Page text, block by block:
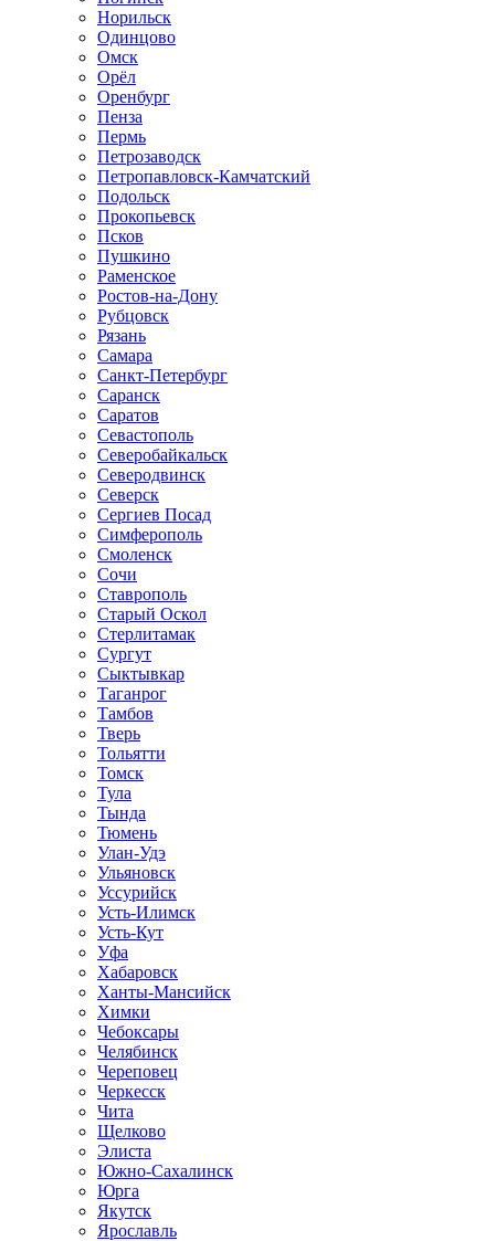
Норильск
Одинцово
Омск
Орёл
Оренбург
Пенза
Пермь
Петрозаводск
Петропавловск-Камчатский
Подольск
Прокопьевск
Псков
Пушкино
Раменское
Ростов-на-Дону
Рубцовск
Рязань
Самара
Санкт-Петербург
Саранск
Саратов
Севастополь
Северобайкальск
Северодвинск
Северск
Сергиев Посад
Симферополь
Смоленск
Сочи
Ставрополь
Старый Оскол
Стерлитамак
Сургут
Сыктывкар
Таганрог
Тамбов
Тверь
Тольятти
Томск
Тула
Тында
Тюмень
Улан-Удэ
Ульяновск
Уссурийск
Усть-Илимск
Усть-Кут
Уфа
Хабаровск
Ханты-Мансийск
Химки
Чебоксары
Челябинск
Череповец
Черкесск
Чита
Щелково
Элиста
Южно-Сахалинск
Юрга
Якутск
Ярославль